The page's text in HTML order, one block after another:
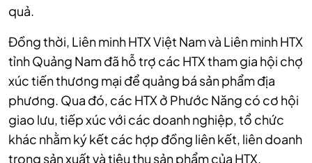
quả.
Đồng thời, Liên minh HTX Việt Nam và Liên minh HTX
tỉnh Quảng Nam đã hỗ trợ các HTX tham gia hội chợ
xúc tiến thương mại để quảng bá sản phẩm địa
phương. Qua đó, các HTX ở Phước Năng có cơ hội
giao lưu, tiếp xúc với các doanh nghiệp, tổ chức
khác nhằm ký kết các hợp đồng liên kết, liên doanh
trong sản xuất và tiêu thụ sản phẩm của HTX.